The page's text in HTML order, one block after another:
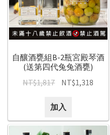
自釀酒甕組B-2瓶宮殿琴酒
(送第四代兔兔酒甕)
NT$1,817 NT$1,318
加入